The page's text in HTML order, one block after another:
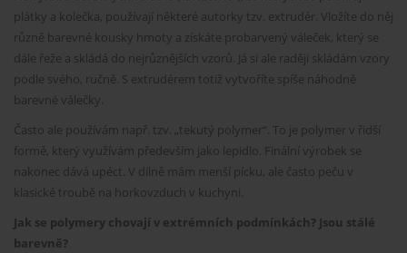
plátky a kolečka, používají některé autorky tzv. extrudér. Vložíte do něj
různě barevné kousky hmoty a získáte probarvený váleček, který se
dále řeže a skládá do nejrůznějších vzorů. Já si ale raději skládám vzory
podle svého, ručně. S extrudérem totiž vytvoříte spíše náhodně
barevné válečky.
Často ale používám např. tzv. „tekutý polymer“. To je polymer v řidší
formě, který využívám především jako lepidlo. Finální výrobek se
nakonec dává upéct. V dílně mám menší pícku, ale často peču v
klasické troubě na horkovzduch v kuchyni.
Jak se polymery chovají v extrémních podmínkách? Jsou stálé
barevně?